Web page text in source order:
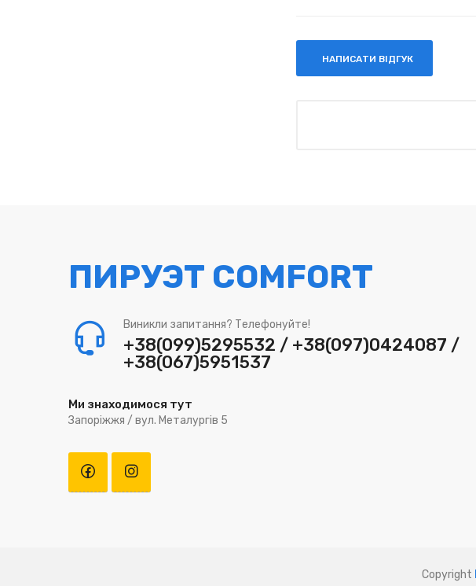
НАПИСАТИ ВІДГУК
ПИРУЭТ COMFORT
Виникли запитання? Телефонуйте!
+38(099)5295532 / +38(097)0424087 /
+38(067)5951537
Ми знаходимося тут
Запоріжжя / вул. Металургів 5
Copyright